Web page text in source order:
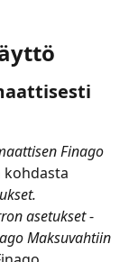
Finago
asetukset -
Maksuvahtiin